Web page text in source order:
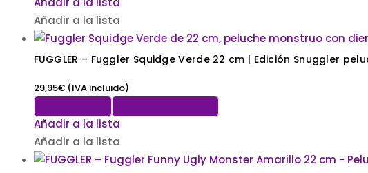
Añadir a la lista
FUGGLER – Fuggler Squidge Verde 22 cm | Edición Snuggler
29,95€ (IVA incluido)
Añadir a la lista
Añadir a la lista